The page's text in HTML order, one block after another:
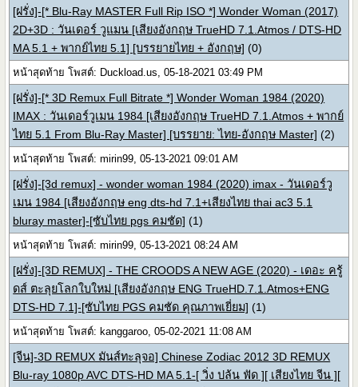
[ฝรั่ง]-[* Blu-Ray MASTER Full Rip ISO *] Wonder Woman (2017)
2D+3D : วันเดอร์ วูแมน [เสียงอังกฤษ TrueHD 7.1.Atmos / DTS-HD
MA 5.1 + พากย์ไทย 5.1] [บรรยายไทย + อังกฤษ] (0)
หน้าสุดท้าย โพสต์: Duckload.us, 05-18-2021 03:49 PM
[ฝรั่ง]-[* 3D Remux Full Bitrate *] Wonder Woman 1984 (2020)
IMAX : วันเดอร์วูเมน 1984 [เสียงอังกฤษ TrueHD 7.1.Atmos + พากย์
ไทย 5.1 From Blu-Ray Master] [บรรยาย: ไทย-อังกฤษ Master] (2)
หน้าสุดท้าย โพสต์: mirin99, 05-13-2021 09:01 AM
[ฝรั่ง]-[3d remux] - wonder woman 1984 (2020) imax - วันเดอร์วู
เมน 1984 [เสียงอังกฤษ eng dts-hd 7.1+เสียงไทย thai ac3 5.1
bluray master]-[ซับไทย pgs คมชัด] (1)
หน้าสุดท้าย โพสต์: mirin99, 05-13-2021 08:24 AM
[ฝรั่ง]-[3D REMUX] - THE CROODS A NEW AGE (2020) - เดอะ ครู้
ดส์ ตะลุยโลกใบใหม่ [เสียงอังกฤษ ENG TrueHD.7.1.Atmos+ENG
DTS-HD 7.1]-[ซับไทย PGS คมชัด คุณภาพเยี่ยม] (1)
หน้าสุดท้าย โพสต์: kanggaroo, 05-02-2021 11:08 AM
[จีน]-3D REMUX มันส์ทะลุจอ] Chinese Zodiac 2012 3D REMUX
Blu-ray 1080p AVC DTS-HD MA 5.1-[ วิ่ง ปล้น ฟัด ][ เสียงไทย จีน ][